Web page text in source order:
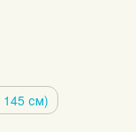
145 см)